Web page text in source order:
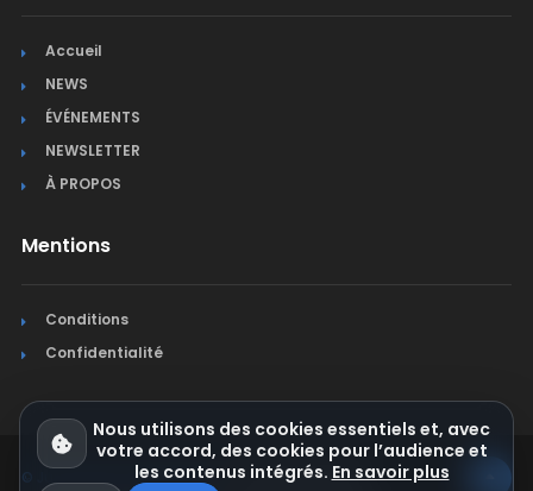
Accueil
NEWS
ÉVÉNEMENTS
NEWSLETTER
À PROPOS
Mentions
Conditions
Confidentialité
© Jura Synchro 2015-2026. Tous droits réservés.
Nous utilisons des cookies essentiels et, avec
votre accord, des cookies pour l’audience et
les contenus intégrés. En savoir plus